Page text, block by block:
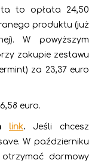
to opłata 24,50
produktu (już
W powyższym
zakupie zestawu
za 23,37 euro
euro.
link. Jeśli chcesz
W październiku
darmowy